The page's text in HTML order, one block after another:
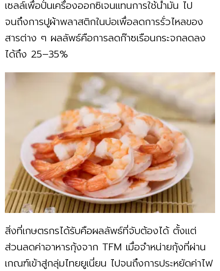
เซลล์เพื่อปั่นเครื่องออกซิเจนแทนการใช้น้ำมัน ไป
จนถึงการปูผ้าพลาสติกในบ่อเพื่อลดการรั่วไหลของ
สารต่าง ๆ ผลลัพธ์คือการลดก๊าซเรือนกระจกลดลง
ได้ถึง 25–35%
สิ่งที่เกษตรกรได้รับคือผลลัพธ์ที่จับต้องได้ ตั้งแต่
ส่วนลดค่าอาหารกุ้งจาก TFM เมื่อจำหน่ายกุ้งที่ผ่าน
เกณฑ์เข้าสู่กลุ่มไทยยูเนี่ยน ไปจนถึงการประหยัดค่าไฟ